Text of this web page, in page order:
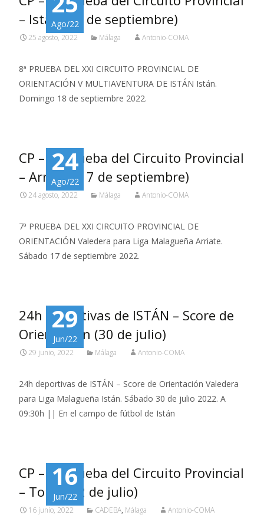
Ago/22
– Istán (18 de septiembre)
25 agosto, 2022 Málaga Antonio-COMA
8ª PRUEBA DEL XXI CIRCUITO PROVINCIAL DE
ORIENTACIÓN V MULTIAVENTURA DE ISTÁN Istán.
Domingo 18 de septiembre 2022.
24
Ago/22
CP – 7ª prueba del Circuito Provincial
– Arriate (17 de septiembre)
24 agosto, 2022 Málaga Antonio-COMA
7ª PRUEBA DEL XXI CIRCUITO PROVINCIAL DE
ORIENTACIÓN Valedera para Liga Malagueña Arriate.
Sábado 17 de septiembre 2022.
29
Jun/22
24h deportivas de ISTÁN – Score de
Orientación (30 de julio)
29 junio, 2022 Málaga Antonio-COMA
24h deportivas de ISTÁN – Score de Orientación Valedera
para Liga Malagueña Istán. Sábado 30 de julio 2022. A
09:30h || En el campo de fútbol de Istán
16
Jun/22
CP – 6ª prueba del Circuito Provincial
– Torrox (2 de julio)
16 junio, 2022 CADEBA, Málaga Antonio-COMA